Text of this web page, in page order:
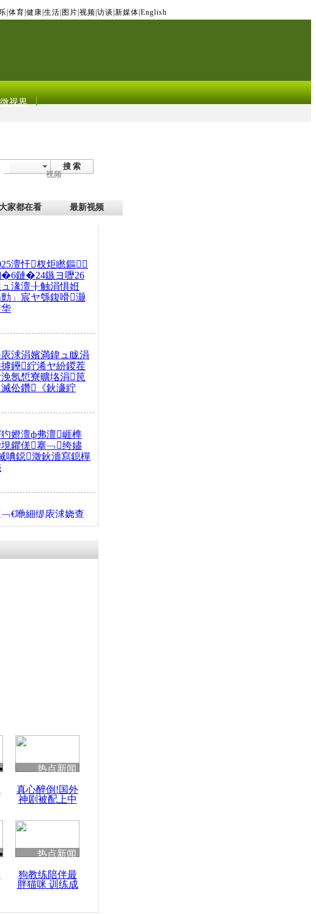
体育 健康 生活 图片 视频 访谈 新媒体 English
微视界
搜 索
视频
大家都在看 最新视频
澶忓杈炬矁鏂
�6鏈�24鏃ヨ嚦26
ュ湪澶╂触涓惧姙
」宸ヤ綔鍑嗗灏
浗涓嬪満鍏ュ眬涓
摢鑸紵浠ヤ紛鍐茬
氬惁寮曠垎涓笢
伀鑽《鈥濓紵
嬁澶ф弗澶崕榫
鑺傞搴﹁绔嬧
唺鐚澂鈥濇寫鎴樿
咃細缇庡浗娆查
笢鍗椾簹涓庝腑鍥
浣� 涓ㄥ浗闄呰
热点新闻
真心醉倒!国外
神剧被配上中
热点新闻
狗教练陪伴最
胖猫咪 训练成